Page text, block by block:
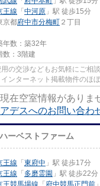
王線 「 中河原 」駅 徒歩15分
京都府中市分梅町 ２丁目
年数：築32年
数：3階建
の交渉などもお気軽にご相
ンターネット掲載物件のほ
現在空室情報がありま
デスへのお問い合わ
ハーベストファーム
王線 「 東府中 」駅 徒歩17分
王線 「 多磨霊園 」駅 徒歩22分
王競馬場線 「 府中競馬正門前